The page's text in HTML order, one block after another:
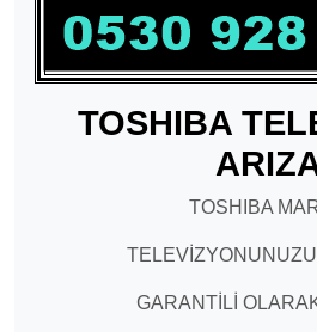
TOSHIBA
TOSHIBA
GARANTİLİ